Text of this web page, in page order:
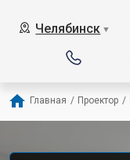
Челябинск ▼
Главная / Проектор /